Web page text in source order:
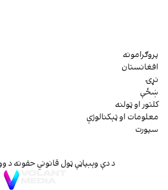
پروګرامونه
افغانستان
نړۍ
ښځې
کلتور او ټولنه
معلومات او ټېکنالوژي
سپورت
د دې وېبپاڼې ټول قانوني حقونه د